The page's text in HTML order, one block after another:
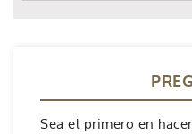
Sea el primero en